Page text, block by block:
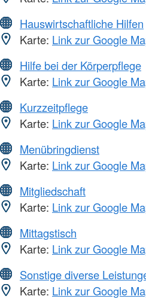
Hauswirtschaftliche Hilfen
Karte: Link zur Google
Hilfe bei der Körperpflege
Karte: Link zur Google
Kurzzeitpflege
Karte: Link zur Google
Menübringdienst
Karte: Link zur Google
Mitgliedschaft
Karte: Link zur Google
Mittagstisch
Karte: Link zur Google
Sonstige diverse
Karte: Link zur Google